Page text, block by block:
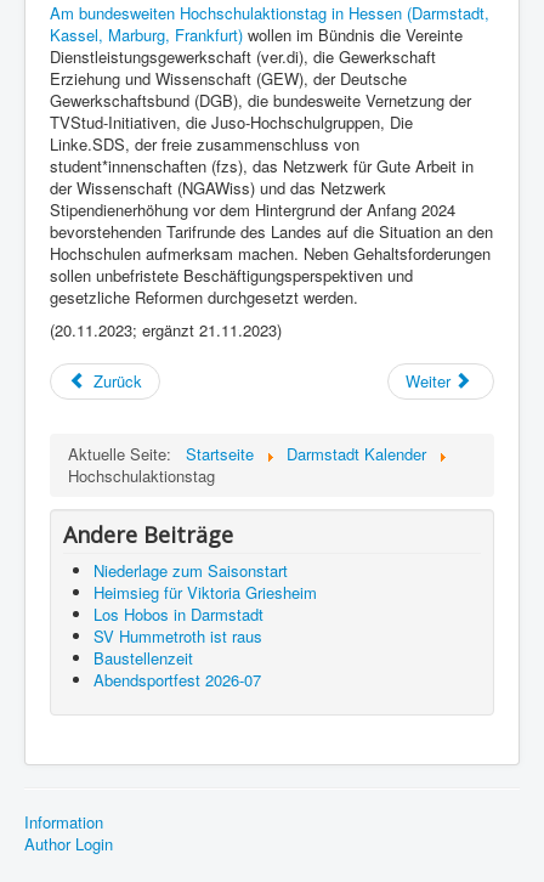
Am bundesweiten Hochschulaktionstag in Hessen (Darmstadt,
Kassel, Marburg, Frankfurt) wollen im Bündnis die Vereinte
Dienstleistungsgewerkschaft (ver.di), die Gewerkschaft
Erziehung und Wissenschaft (GEW), der Deutsche
Gewerkschaftsbund (DGB), die bundesweite Vernetzung der
TVStud-Initiativen, die Juso-Hochschulgruppen, Die
Linke.SDS, der freie zusammenschluss von
student*innenschaften (fzs), das Netzwerk für Gute Arbeit in
der Wissenschaft (NGAWiss) und das Netzwerk
Stipendienerhöhung vor dem Hintergrund der Anfang 2024
bevorstehenden Tarifrunde des Landes auf die Situation an den
Hochschulen aufmerksam machen. Neben Gehaltsforderungen
sollen unbefristete Beschäftigungsperspektiven und
gesetzliche Reformen durchgesetzt werden.
(20.11.2023; ergänzt 21.11.2023)
Zurück Weiter
Aktuelle Seite: Startseite
Darmstadt Kalender
Hochschulaktionstag
Andere Beiträge
Niederlage zum Saisonstart
Heimsieg für Viktoria Griesheim
Los Hobos in Darmstadt
SV Hummetroth ist raus
Baustellenzeit
Abendsportfest 2026-07
Information
Author Login